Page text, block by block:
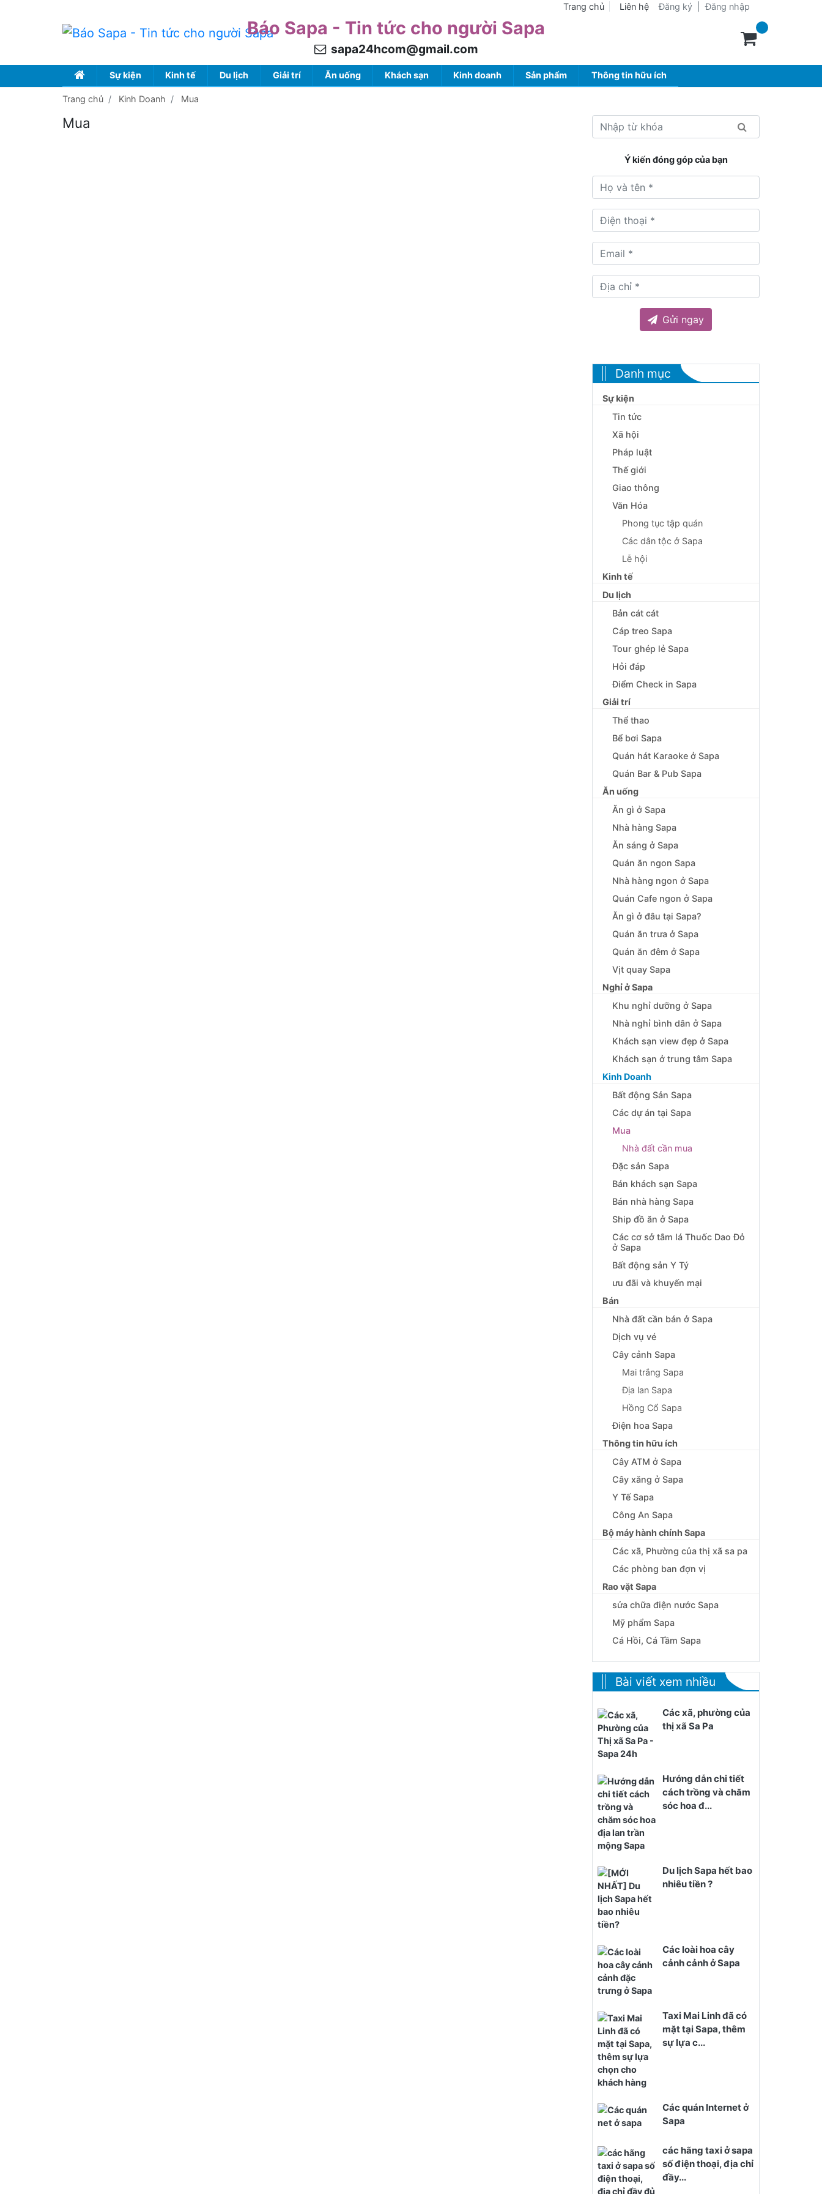
Trang chủ Liên hệ Đăng ký Đăng nhập
Báo Sapa - Tin tức cho người Sapa
sapa24hcom@gmail.com
Sự kiện Kinh tế Du lịch Giải trí Ăn uống Khách sạn Kinh doanh Sản phẩm Thông tin hữu ích
Trang chủ Kinh Doanh Mua
Mua
Ý kiến đóng góp của bạn
Gửi ngay
Danh mục
Sự kiện
Tin tức
Xã hội
Pháp luật
Thế giới
Giao thông
Văn Hóa
Phong tục tập quán
Các dân tộc ở Sapa
Lễ hội
Kinh tế
Du lịch
Bản cát cát
Cáp treo Sapa
Tour ghép lẻ Sapa
Hỏi đáp
Điểm Check in Sapa
Giải trí
Thể thao
Bể bơi Sapa
Quán hát Karaoke ở Sapa
Quán Bar & Pub Sapa
Ăn uống
Ăn gì ở Sapa
Nhà hàng Sapa
Ăn sáng ở Sapa
Quán ăn ngon Sapa
Nhà hàng ngon ở Sapa
Quán Cafe ngon ở Sapa
Ăn gì ở đâu tại Sapa?
Quán ăn trưa ở Sapa
Quán ăn đêm ở Sapa
Vịt quay Sapa
Nghỉ ở Sapa
Khu nghỉ dưỡng ở Sapa
Nhà nghỉ bình dân ở Sapa
Khách sạn view đẹp ở Sapa
Khách sạn ở trung tâm Sapa
Kinh Doanh
Bất động Sản Sapa
Các dự án tại Sapa
Mua
Nhà đất cần mua
Đặc sản Sapa
Bán khách sạn Sapa
Bán nhà hàng Sapa
Ship đồ ăn ở Sapa
Các cơ sở tắm lá Thuốc Dao Đỏ
ở Sapa
Bất động sản Y Tý
ưu đãi và khuyến mại
Bán
Nhà đất cần bán ở Sapa
Dịch vụ vé
Cây cảnh Sapa
Mai trắng Sapa
Địa lan Sapa
Hồng Cổ Sapa
Điện hoa Sapa
Thông tin hữu ích
Cây ATM ở Sapa
Cây xăng ở Sapa
Y Tế Sapa
Công An Sapa
Bộ máy hành chính Sapa
Các xã, Phường của thị xã sa pa
Các phòng ban đợn vị
Rao vặt Sapa
sửa chữa điện nước Sapa
Mỹ phẩm Sapa
Cá Hồi, Cá Tầm Sapa
Bài viết xem nhiều
Các xã, phường của
thị xã Sa Pa
Hướng dẫn chi tiết
cách trồng và chăm
sóc hoa đ...
Du lịch Sapa hết bao
nhiêu tiền ?
Các loài hoa cây
cảnh cảnh ở Sapa
Taxi Mai Linh đã có
mặt tại Sapa, thêm
sự lựa c...
Các quán Internet ở
Sapa
các hãng taxi ở sapa
số điện thoại, địa chỉ
đầy...